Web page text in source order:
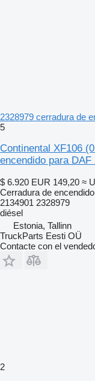
2328979 cerradura de
5
Continental XF106
encendido para
$ 6.920 EUR 149,20 ≈
Cerradura de encendido
2134901 2328979
diésel
Estonia, Tallinn
TruckParts Eesti OÜ
Contacte con el
2